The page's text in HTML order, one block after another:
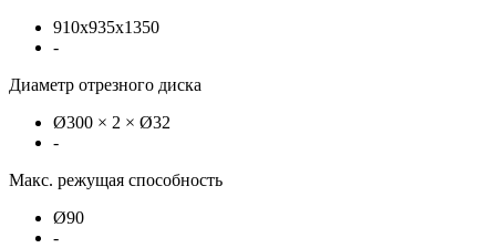
910х935х1350
-
Диаметр отрезного диска
Ø300 × 2 × Ø32
-
Макс. режущая способность
Ø90
-